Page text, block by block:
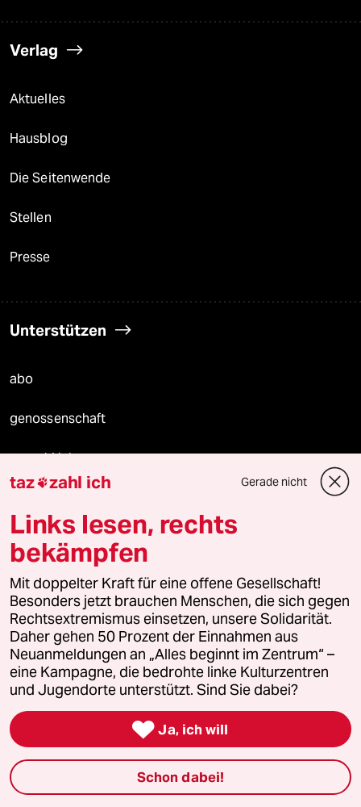
Verlag
Aktuelles
Hausblog
Die Seitenwende
Stellen
Presse
Unterstützen
abo
genossenschaft
taz zahl ich
panterstiftung
panterpreis 2026
Podcast
bundestalk
fernverbindung
klima update°
taz zahl ich Gerade nicht
Links lesen, rechts
bekämpfen
Mit doppelter Kraft für eine offene Gesellschaft!
Besonders jetzt brauchen Menschen, die sich gegen
Rechtsextremismus einsetzen, unsere Solidarität.
Daher gehen 50 Prozent der Einnahmen aus
Neuanmeldungen an „Alles beginnt im Zentrum“ –
eine Kampagne, die bedrohte linke Kulturzentren
und Jugendorte unterstützt. Sind Sie dabei?
 Ja, ich will
Schon dabei!